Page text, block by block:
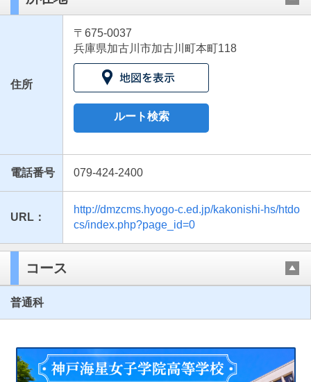
最近見た学校
兵庫県立加古川西高等学校
ブックマークした学校
ブックマークした学校はありません
住所
〒675-0037
兵庫県加古川市加古川町本町118
ルート検索
電話番号 079-424-2400
URL：
http://dmzcms.hyogo-c.ed.jp/kakonishi-hs/htdo
cs/index.php?page_id=0
コース
普通科